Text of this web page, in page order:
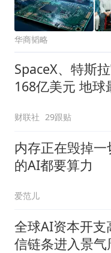
华商韬略
SpaceX、特斯
168亿美元 地球
财联社 29跟贴
内存正在毁掉
的AI都要算力
爱范儿
全球AI资本开支
信链条进入景气